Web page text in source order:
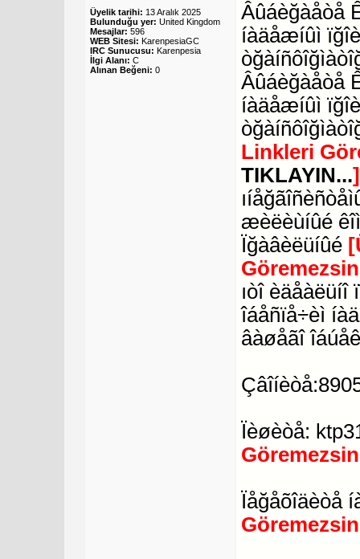
Üyelik tarihi: 13 Aralık 2025
Bulunduğu yer: United Kingdom
Mesajlar: 596
WEB Sitesi: KarenpesiaGC
IRC Sunucusu: Karenpesia
İlgi Alanı: C
Alınan Beğeni: 0
Âûáèğàåòå
íàäåæíûì
Âûáèğàåòå
íàäåæíûì
Linkleri
TIKLAYIN...]
æèëèùíûé
Ïğàâèëüíûé
ıòî
îáåñïå÷èì
âàøåãî
Ïèøèòå:
Ïåğåõîäèòå